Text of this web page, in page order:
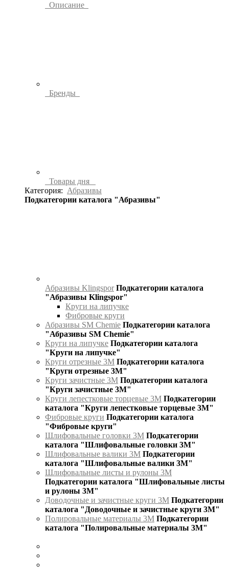
Описание
Бренды
Товары дня
Категория: Абразивы
Подкатегории каталога "Абразивы"
Абразивы Klingspor Подкатегории каталога
"Абразивы Klingspor"
Круги на липучке
Фибровые круги
Абразивы SM Chemie Подкатегории каталога
"Абразивы SM Chemie"
Круги на липучке Подкатегории каталога
"Круги на липучке"
Круги отрезные 3М Подкатегории каталога
"Круги отрезные 3М"
Круги зачистные 3М Подкатегории каталога
"Круги зачистные 3М"
Круги лепестковые торцевые 3М Подкатегории
каталога "Круги лепестковые торцевые 3М"
Фибровые круги Подкатегории каталога
"Фибровые круги"
Шлифовальные головки 3М Подкатегории
каталога "Шлифовальные головки 3М"
Шлифовальные валики 3М Подкатегории
каталога "Шлифовальные валики 3М"
Шлифовальные листы и рулоны 3М
Подкатегории каталога "Шлифовальные листы
и рулоны 3М"
Доводочные и зачистные круги 3М Подкатегории
каталога "Доводочные и зачистные круги 3М"
Полировальные материалы 3М Подкатегории
каталога "Полировальные материалы 3М"